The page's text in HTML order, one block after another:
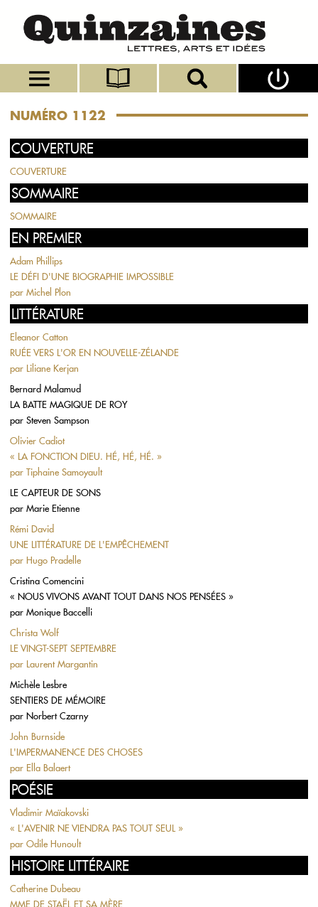
NUMÉRO 1122
COUVERTURE
COUVERTURE
SOMMAIRE
SOMMAIRE
EN PREMIER
Adam Phillips
LE DÉFI D'UNE BIOGRAPHIE IMPOSSIBLE
par Michel Plon
LITTÉRATURE
Eleanor Catton
RUÉE VERS L'OR EN NOUVELLE-ZÉLANDE
par Liliane Kerjan
Bernard Malamud
LA BATTE MAGIQUE DE ROY
par Steven Sampson
Olivier Cadiot
« LA FONCTION DIEU. HÉ, HÉ, HÉ. »
par Tiphaine Samoyault
LE CAPTEUR DE SONS
par Marie Etienne
Rémi David
UNE LITTÉRATURE DE L'EMPÊCHEMENT
par Hugo Pradelle
Cristina Comencini
« NOUS VIVONS AVANT TOUT DANS NOS PENSÉES »
par Monique Baccelli
Christa Wolf
LE VINGT-SEPT SEPTEMBRE
par Laurent Margantin
Michèle Lesbre
SENTIERS DE MÉMOIRE
par Norbert Czarny
John Burnside
L'IMPERMANENCE DES CHOSES
par Ella Balaert
POÉSIE
Vladimir Maïakovski
« L'AVENIR NE VIENDRA PAS TOUT SEUL »
par Odile Hunoult
HISTOIRE LITTÉRAIRE
Catherine Dubeau
MME DE STAËL ET SA MÈRE